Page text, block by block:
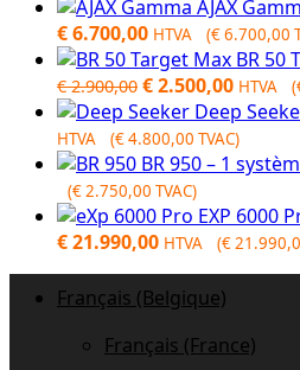
AJAX
€6.700,00 HTVA (€6.700,00
BR 50
€2.900,00 Original
price
was:
€ 2.900,00.
€2.500,00
price
is:
€
HTVA (
Deep
HTVA (€4.800,00 TVAC)
BR 950 – 1
(€2.750,00 TVAC)
EXP 6000
€21.990,00 HTVA (€
Français (Belgique)
Français (France)